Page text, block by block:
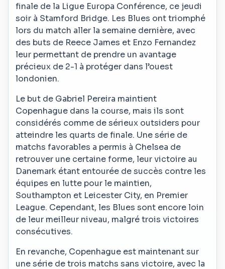
finale de la Ligue Europa Conférence, ce jeudi
soir à Stamford Bridge. Les Blues ont triomphé
lors du match aller la semaine dernière, avec
des buts de Reece James et Enzo Fernandez
leur permettant de prendre un avantage
précieux de 2-1 à protéger dans l’ouest
londonien.
Le but de Gabriel Pereira maintient
Copenhague dans la course, mais ils sont
considérés comme de sérieux outsiders pour
atteindre les quarts de finale. Une série de
matchs favorables a permis à Chelsea de
retrouver une certaine forme, leur victoire au
Danemark étant entourée de succès contre les
équipes en lutte pour le maintien,
Southampton et Leicester City, en Premier
League. Cependant, les Blues sont encore loin
de leur meilleur niveau, malgré trois victoires
consécutives.
En revanche, Copenhague est maintenant sur
une série de trois matchs sans victoire, avec la